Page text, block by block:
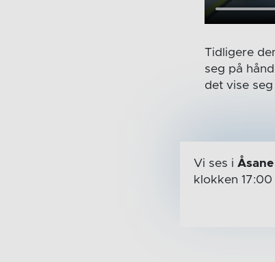
Tidligere
seg på
det vise
Vi ses i
klokken 17:00